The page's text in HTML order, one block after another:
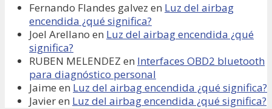
Fernando Flandes galvez en Luz del airbag
encendida ¿qué significa?
Joel Arellano en Luz del airbag encendida ¿qué
significa?
RUBEN MELENDEZ en Interfaces OBD2 bluetooth
para diagnóstico personal
Jaime en Luz del airbag encendida ¿qué significa?
Javieren Luz del airbag encendida ¿qué significa?